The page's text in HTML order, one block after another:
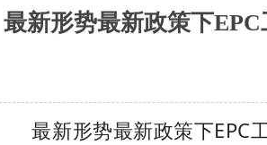
最新形势最新政策下
最新形势最新政策下EPC